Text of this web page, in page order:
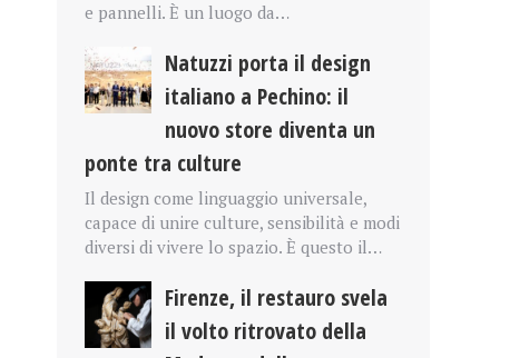
e pannelli. È un luogo da…
Natuzzi porta il design
italiano a Pechino: il
nuovo store diventa un
ponte tra culture
Il design come linguaggio universale,
capace di unire culture, sensibilità e modi
diversi di vivere lo spazio. È questo il…
Firenze, il restauro svela
il volto ritrovato della